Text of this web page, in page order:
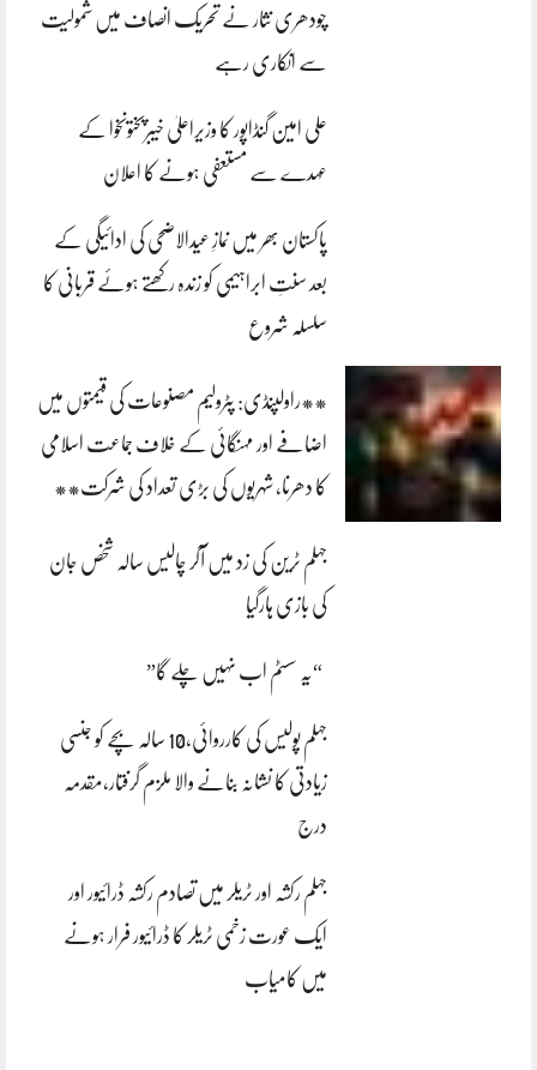
چودھری نثار نے تحریک انصاف میں شمولیت
سے انکاری رہے
علی امین گنڈاپور کا وزیراعلیٰ خیبرپختونخوا کے
عہدے سے مستعفی ہونے کا اعلان
پاکستان بھر میں نمازِ عیدالاضحی کی ادائیگی کے
بعد سنتِ ابراہیمی کو زندہ رکھتے ہوئے قربانی کا
سلسلہ شروع
**راولپنڈی: پٹرولیم مصنوعات کی قیمتوں میں
اضافے اور مہنگائی کے خلاف جماعت اسلامی
کا دھرنا، شہریوں کی بڑی تعداد کی شرکت**
جہلم ٹرین کی زد میں آکر چالیس سالہ شخص جان
کی بازی ہارگیا
“یہ سسٹم اب نہیں چلے گا”
جہلم پولیس کی کارروائی،10 سالہ بچے کو جنسی
زیادتی کا نشانہ بنانے والا ملزم گرفتار،مقدمہ
درج
جہلم رکشہ اور ٹریلر میں تصادم رکشہ ڈرائیور اور
ایک عورت زخمی ٹریلر کا ڈرائیور فرار ہونے
میں کامیاب